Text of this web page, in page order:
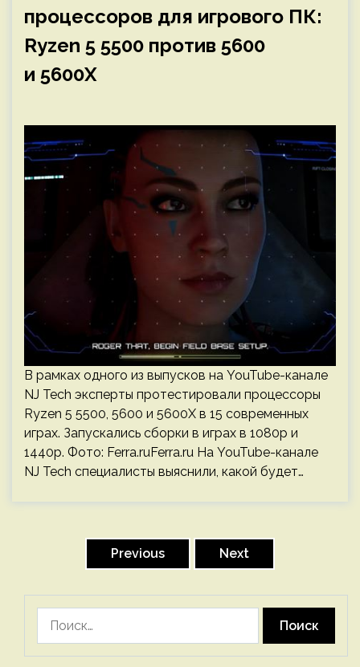
процессоров для игрового ПК:
Ryzen 5 5500 против 5600
и 5600X
В рамках одного из выпусков на YouTube-канале
NJ Tech эксперты протестировали процессоры
Ryzen 5 5500, 5600 и 5600X в 15 современных
играх. Запускались сборки в играх в 1080p и
1440p. Фото: Ferra.ruFerra.ru На YouTube-канале
NJ Tech специалисты выяснили, какой будет…
Previous Next